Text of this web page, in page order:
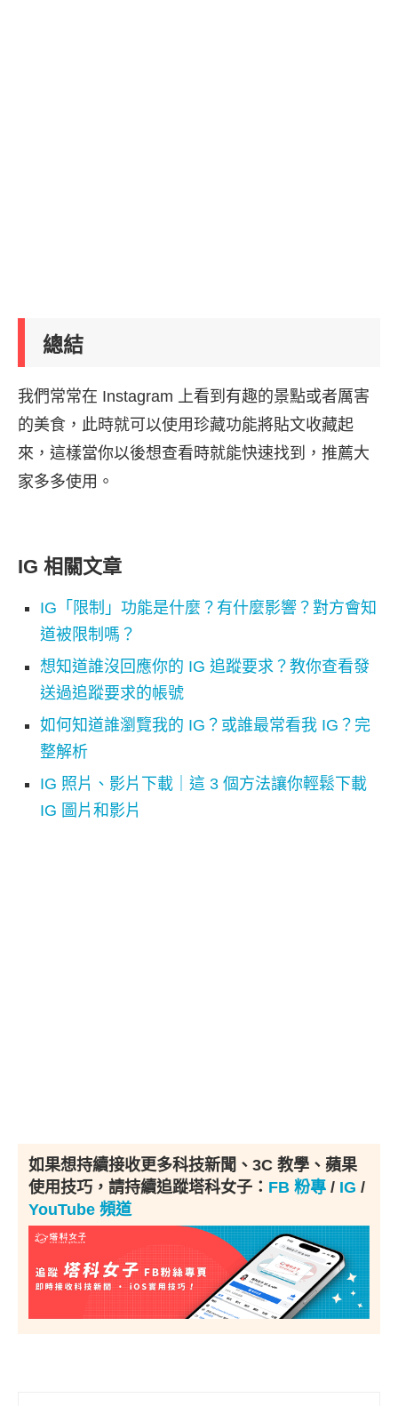
總結
我們常常在 Instagram 上看到有趣的景點或者厲害
的美食，此時就可以使用珍藏功能將貼文收藏起
來，這樣當你以後想查看時就能快速找到，推薦大
家多多使用。
IG 相關文章
IG「限制」功能是什麼？有什麼影響？對方會知
道被限制嗎？
想知道誰沒回應你的 IG 追蹤要求？教你查看發
送過追蹤要求的帳號
如何知道誰瀏覽我的 IG？或誰最常看我 IG？完
整解析
IG 照片、影片下載｜這 3 個方法讓你輕鬆下載
IG 圖片和影片
如果想持續接收更多科技新聞、3C 教學、蘋果
使用技巧，請持續追蹤塔科女子： FB 粉專 / IG /
YouTube 頻道